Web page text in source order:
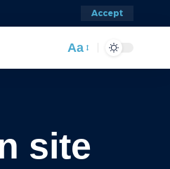
Accept
Aa
site